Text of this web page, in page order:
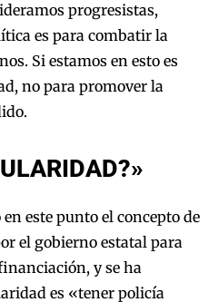
progresistas,
es para combatir la
Si estamos en esto es
no para promover la
este punto el concepto de
el gobierno estatal para
y se ha
es «tener policía